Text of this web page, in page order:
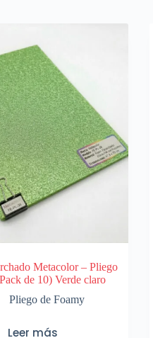
Metacolor – Pliego
de 10) Verde claro
Pliego de Foamy
Leer más